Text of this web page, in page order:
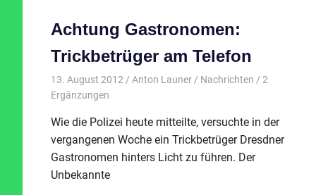
Achtung Gastronomen:
Trickbetrüger am Telefon
13. August 2012 Anton Launer Nachrichten / 2
Ergänzungen
Wie die Polizei heute mitteilte, versuchte in der
vergangenen Woche ein Trickbetrüger Dresdner
Gastronomen hinters Licht zu führen. Der
Unbekannte